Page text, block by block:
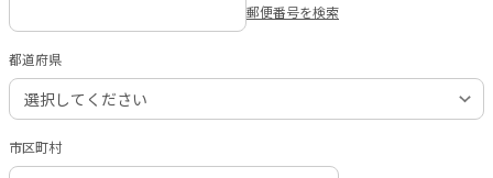
郵便番号を検索
都道府県
市区町村